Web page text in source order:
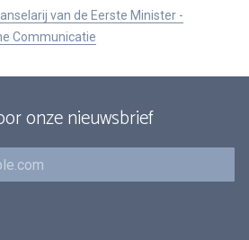
van de Eerste Minister -
Communicatie
onze nieuwsbrief